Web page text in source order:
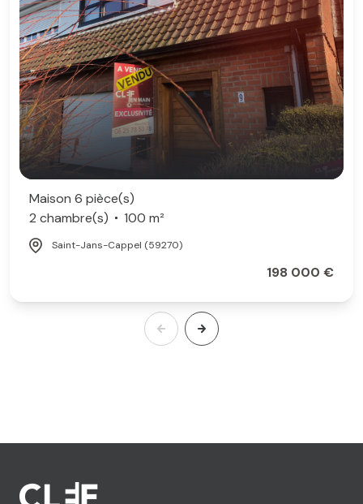
Maison 6 pièce(s)
2 chambre(s)
100 m²
Saint-Jans-Cappel (59270)
198 000 €